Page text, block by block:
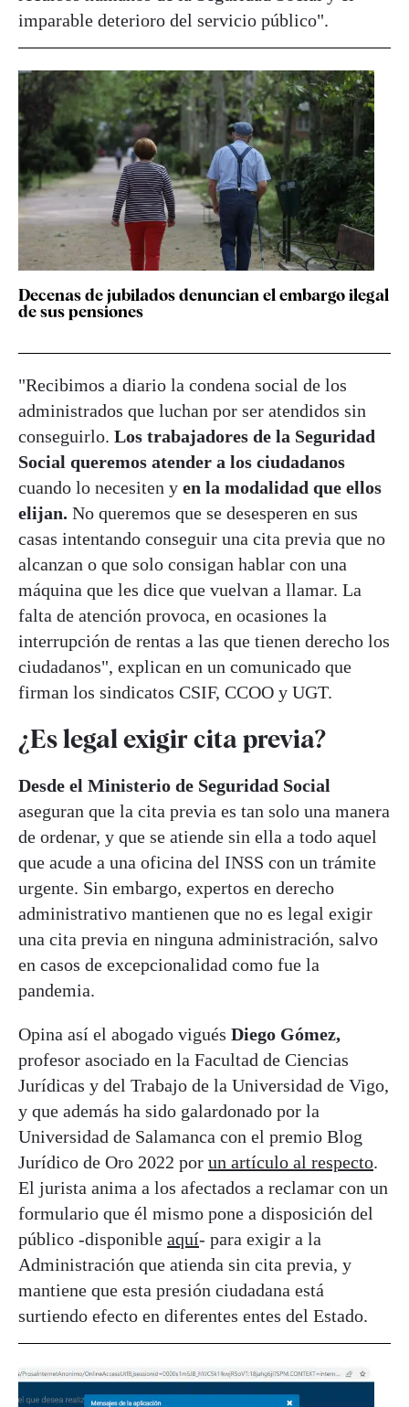
imparable deterioro del servicio público".
Decenas de jubilados denuncian el embargo ilegal
de sus pensiones
"Recibimos a diario la condena social de los
administrados que luchan por ser atendidos sin
conseguirlo. Los trabajadores de la Seguridad
Social queremos atender a los ciudadanos
cuando lo necesiten y en la modalidad que ellos
elijan. No queremos que se desesperen en sus
casas intentando conseguir una cita previa que no
alcanzan o que solo consigan hablar con una
máquina que les dice que vuelvan a llamar. La
falta de atención provoca, en ocasiones la
interrupción de rentas a las que tienen derecho los
ciudadanos", explican en un comunicado que
firman los sindicatos CSIF, CCOO y UGT.
¿Es legal exigir cita previa?
Desde el Ministerio de Seguridad Social
aseguran que la cita previa es tan solo una manera
de ordenar, y que se atiende sin ella a todo aquel
que acude a una oficina del INSS con un trámite
urgente. Sin embargo, expertos en derecho
administrativo mantienen que no es legal exigir
una cita previa en ninguna administración, salvo
en casos de excepcionalidad como fue la
pandemia.
Opina así el abogado vigués Diego Gómez,
profesor asociado en la Facultad de Ciencias
Jurídicas y del Trabajo de la Universidad de Vigo,
y que además ha sido galardonado por la
Universidad de Salamanca con el premio Blog
Jurídico de Oro 2022 por un artículo al respecto.
El jurista anima a los afectados a reclamar con un
formulario que él mismo pone a disposición del
público -disponible aquí- para exigir a la
Administración que atienda sin cita previa, y
mantiene que esta presión ciudadana está
surtiendo efecto en diferentes entes del Estado.